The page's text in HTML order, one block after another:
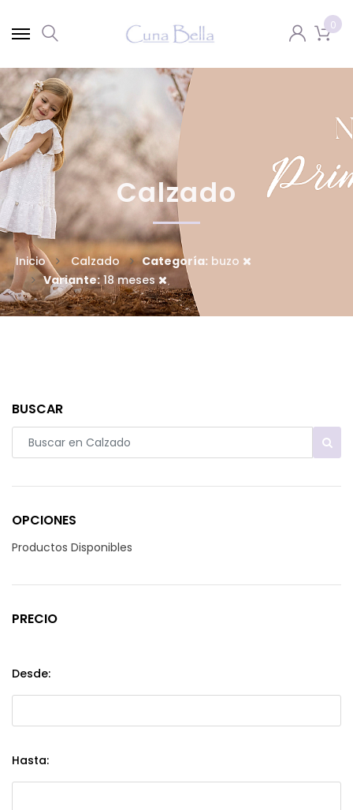
0
Calzado
Inicio Calzado Categoría: buzo
Variante:18 meses
BUSCAR
OPCIONES
Productos Disponibles
PRECIO
Desde:
Hasta: